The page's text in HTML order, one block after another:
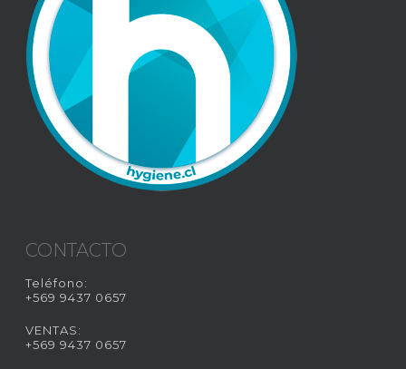
CONTACTO
Teléfono:
+569 9437 0657
VENTAS:
+569 9437 0657